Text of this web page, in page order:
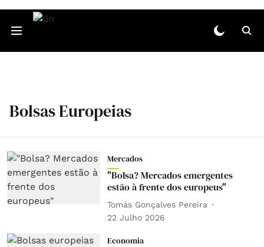
Bolsas Europeias
Mercados
"Bolsa? Mercados emergentes
estão à frente dos europeus"
Tomás Gonçalves Pereira
22 Julho 2026
Economia